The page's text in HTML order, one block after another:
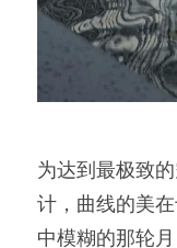
为达到最极致
计，曲线的美
中模糊的那轮